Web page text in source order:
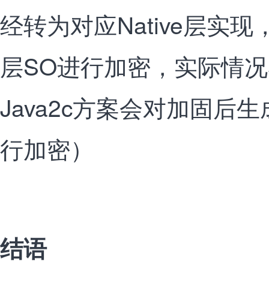
经转为对应Native层实现
层SO进行加密，实际情
Java2c方案会对加固后
行加密）
结语